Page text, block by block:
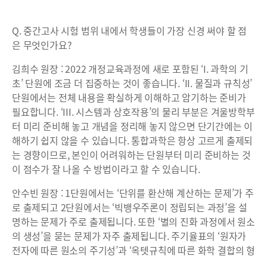
Q. 중간고사 시험 범위 내에서 학생들이 가장 신경 써야 할 점
은 무엇인가요?
김희수 원장 : 2022 개정교육과정에 새로 포함된 ‘I. 과학의 기
초’ 단원에 조금 더 집중하는 것이 좋습니다. ‘II. 물질과 규칙성’
단원에서는 전체 내용을 확실하게 이해하고 암기하는 준비가
필요합니다. ‘III. 시스템과 상호작용’의 물리 부분은 겨울방학부
터 미리 준비해 놓고 개념을 정리해 놓지 않으면 단기간에는 이
해하기 쉽지 않을 수 있습니다. 통합과학은 항상 고르게 출제되
는 경향이므로, 본인이 어려워하는 단원부터 미리 준비하는 것
이 점수가 잘 나올 수 방법이라고 할 수 있습니다.
안수빈 원장 : 1단원에서는 ‘단위를 환산해 계산하는 문제’가 주
로 출제되고 2단원에서는 ‘빅뱅우주론이 정립되는 과정’을 설
명하는 문제가 주로 출제됩니다. 또한 ‘별의 진화 과정에서 원소
의 생성’을 묻는 문제가 자주 출제됩니다. 주기율표의 ‘원자가
전자에 따른 원소의 주기성’과 ‘옥텟규칙에 따른 화학 결합의 형